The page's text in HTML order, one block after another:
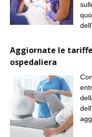
Aggiornate le
ospedaliera